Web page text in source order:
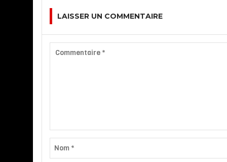
LAISSER UN COMMENTAIRE